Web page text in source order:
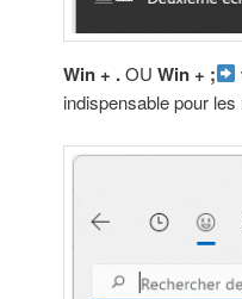
Win + .OU Win + ;
indispensable pour